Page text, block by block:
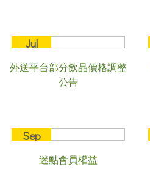
Jul
2026
外送平台部分飲品價格調整
公告
Sep
迷點會員權益